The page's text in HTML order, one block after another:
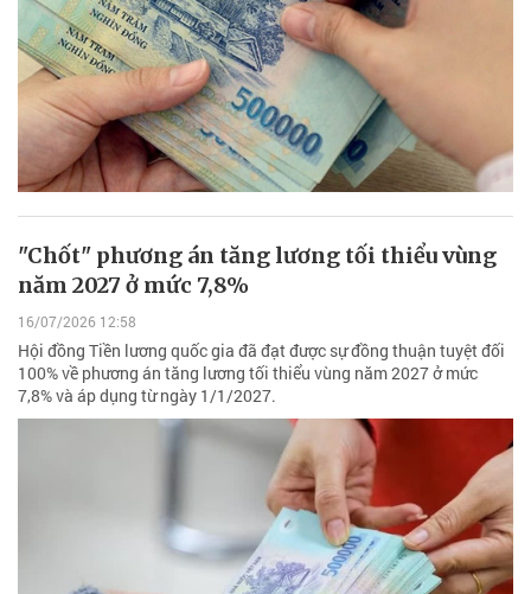
"Chốt" phương án tăng lương tối thiểu vùng
năm 2027 ở mức 7,8%
16/07/2026 12:58
Hội đồng Tiền lương quốc gia đã đạt được sự đồng thuận tuyệt đối
100% về phương án tăng lương tối thiểu vùng năm 2027 ở mức
7,8% và áp dụng từ ngày 1/1/2027.